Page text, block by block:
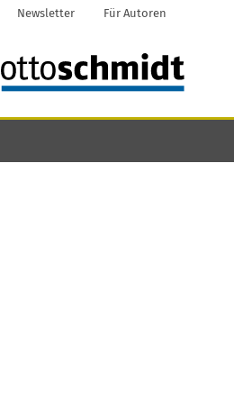
Newsletter Für Autoren